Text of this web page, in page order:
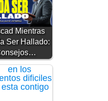
Mientras
Ser Hallado: